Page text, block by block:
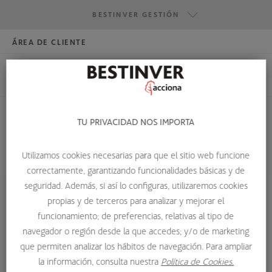
BESTINVER GESTIÓN
BESTINVER SECURITIES
ÁREA DE CLIENTE
HOME GLOSARIO DE TÉRMINOS VALOR CONTABLE
Valor contable
El valor contable de un elemento (ya sea de activoo de
) es el importe neto que está reflejado en
TU PRIVACIDAD NOS IMPORTA
Utilizamos cookies necesarias para que el sitio web funcione
correctamente, garantizando funcionalidades básicas y de
seguridad. Además, si así lo configuras, utilizaremos cookies
propias y de terceros para analizar y mejorar el
funcionamiento; de preferencias, relativas al tipo de
navegador o región desde la que accedes; y/o de marketing
que permiten analizar los hábitos de navegación. Para ampliar
la información, consulta nuestra Política de Cookies.